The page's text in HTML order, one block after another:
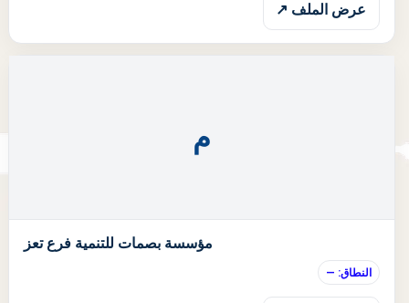
عرض الملف ↗
م
مؤسسة بصمات للتنمية فرع تعز
النطاق: —